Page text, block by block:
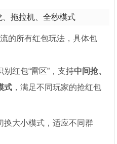
拖拉机、全秒模式
的所有红包玩法，具体包
别红包“雷区”，支持中间抢、
式 ，满足不同玩家的抢红包
换大小模式，适应不同群